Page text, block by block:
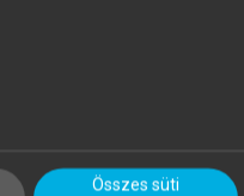
Összes süti